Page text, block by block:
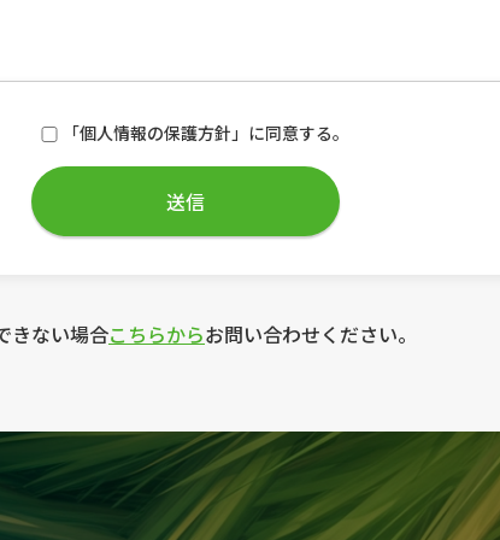
「個人情報の保護方針」に同意する。
きない場合こちらからお問い合わせください。